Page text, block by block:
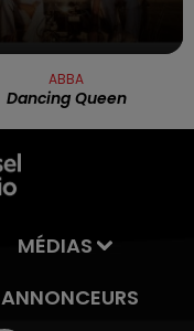
ABBA
Dancing Queen
MÉDIAS
ANNONCEURS